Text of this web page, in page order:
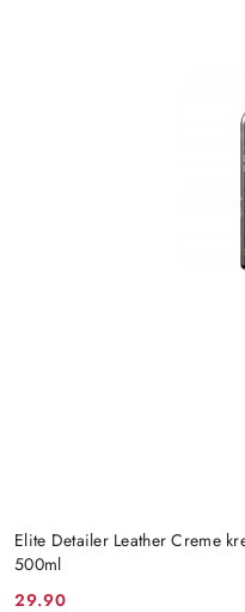
Elite Detailer Leather Creme
500ml
29.90